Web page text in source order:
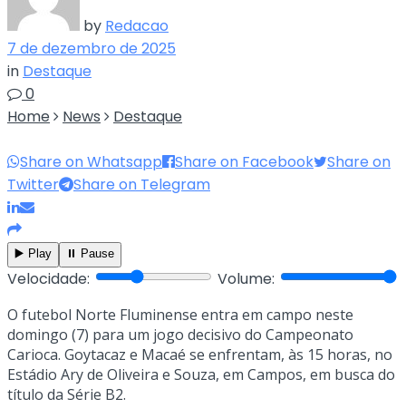
by Redacao
7 de dezembro de 2025
in Destaque
0
Home
News Destaque
Share on Whatsapp Share on Facebook
Share on
Twitter
Share on Telegram
▶️ Play ⏸️ Pause
Velocidade: Volume:
O futebol Norte Fluminense entra em campo neste
domingo (7) para um jogo decisivo do Campeonato
Carioca. Goytacaz e Macaé se enfrentam, às 15 horas, no
Estádio Ary de Oliveira e Souza, em Campos, em busca do
título da Série B2.